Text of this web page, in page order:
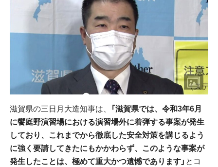
滋賀県の三日月大造知事は、
「滋賀県では、令和3年6月
に饗庭野演習場における演習場外に着弾する事案が発生
しており、これまでから徹底した安全対策を講じるよう
に強く要請してきたにもかかわらず、このような事案が
発生したことは、極めて重大かつ遺憾であります」 とコ